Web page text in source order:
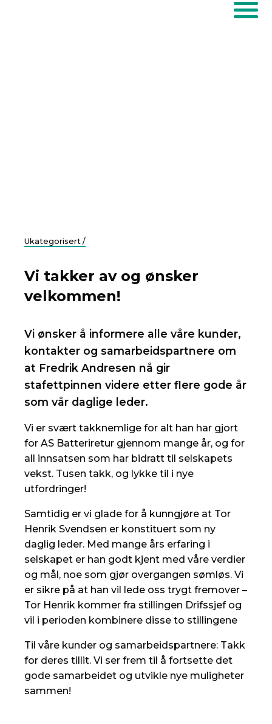
Ukategorisert /
Vi takker av og ønsker
velkommen!
Vi ønsker å informere alle våre kunder,
kontakter og samarbeidspartnere om
at Fredrik Andresen nå gir
stafettpinnen videre etter flere gode år
som vår daglige leder.
Vi er svært takknemlige for alt han har gjort
for AS Batteriretur gjennom mange år, og for
all innsatsen som har bidratt til selskapets
vekst. Tusen takk, og lykke til i nye
utfordringer!
Samtidig er vi glade for å kunngjøre at Tor
Henrik Svendsen er konstituert som ny
daglig leder. Med mange års erfaring i
selskapet er han godt kjent med våre verdier
og mål, noe som gjør overgangen sømløs. Vi
er sikre på at han vil lede oss trygt fremover –
Tor Henrik kommer fra stillingen Drifssjef og
vil i perioden kombinere disse to stillingene
Til våre kunder og samarbeidspartnere: Takk
for deres tillit. Vi ser frem til å fortsette det
gode samarbeidet og utvikle nye muligheter
sammen!